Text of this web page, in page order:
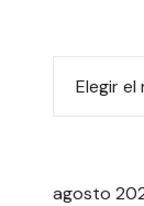
agosto